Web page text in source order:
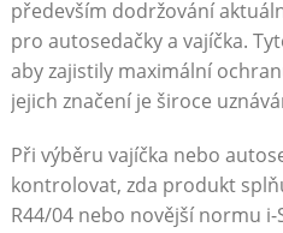
především dodržování
pro autosedačky a vajíčka.
aby zajistily maximální
jejich značení je široce
Při výběru vajíčka nebo
kontrolovat, zda produkt
R44/04 nebo novější normu i-